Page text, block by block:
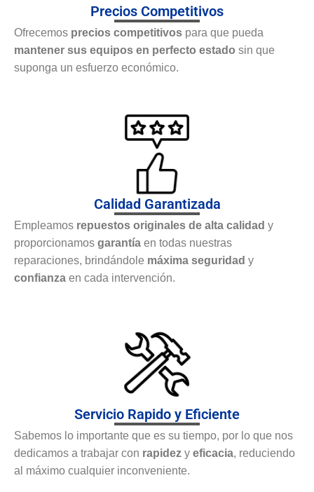
Precios Competitivos
Ofrecemos precios competitivos para que pueda
mantener sus equipos en perfecto estado sin que
suponga un esfuerzo económico.
Calidad Garantizada
Empleamos repuestos originales de alta calidad y
proporcionamos garantía en todas nuestras
reparaciones, brindándole máxima seguridad y
confianza en cada intervención.
Servicio Rapido y Eficiente
Sabemos lo importante que es su tiempo, por lo que nos
dedicamos a trabajar con rapidez y eficacia, reduciendo
al máximo cualquier inconveniente.